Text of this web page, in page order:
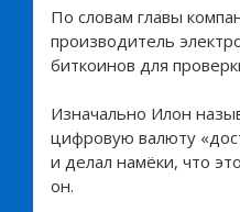
По словам главы
производитель
биткоинов для
Изначально Илон
цифровую валюту
и делал намёки, что
он.